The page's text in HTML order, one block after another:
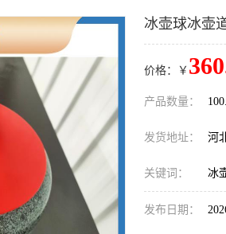
冰壶球冰壶
价格：￥
产品数量：
发货地址： 河
关键词： 冰
发布日期：